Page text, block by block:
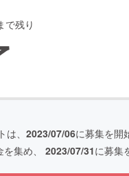
で残り
、 2023/07/06に募集を開
集め、 2023/07/31に募集